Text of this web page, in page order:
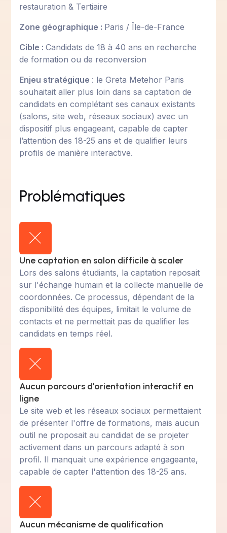
restauration & Tertiaire
Zone géographique : Paris / Île-de-France
Cible :Candidats de 18 à 40 ans en recherche
de formation ou de reconversion
Enjeu stratégique : le Greta Metehor Paris
souhaitait aller plus loin dans sa captation de
candidats en complétant ses canaux existants
(salons, site web, réseaux sociaux) avec un
dispositif plus engageant, capable de capter
l’attention des 18-25 ans et de qualifier leurs
profils de manière interactive.
Problématiques
Une captation en salon difficile à scaler
Lors des salons étudiants, la captation reposait
sur l'échange humain et la collecte manuelle de
coordonnées. Ce processus, dépendant de la
disponibilité des équipes, limitait le volume de
contacts et ne permettait pas de qualifier les
candidats en temps réel.
Aucun parcours d'orientation interactif en
ligne
Le site web et les réseaux sociaux permettaient
de présenter l'offre de formations, mais aucun
outil ne proposait au candidat de se projeter
activement dans un parcours adapté à son
profil. Il manquait une expérience engageante,
capable de capter l'attention des 18-25 ans.
Aucun mécanisme de qualification